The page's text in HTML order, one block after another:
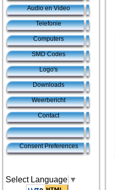
Audio en Video
Telefonie
Computers
SMD Codes
Logo's
Downloads
Weerbericht
Contact
Consent Preferences
Select Language ▼